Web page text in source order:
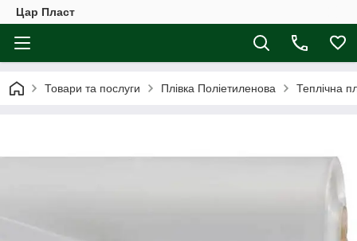
Цар Пласт
Товари та послуги Плівка Поліетиленова Теплічна